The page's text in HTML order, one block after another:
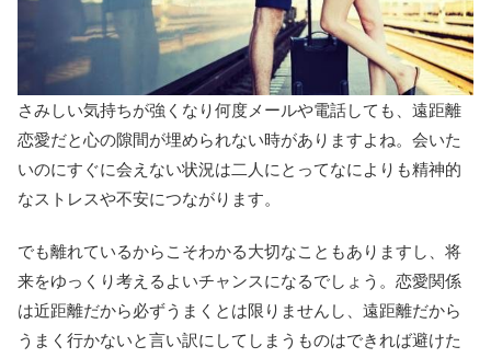
さみしい気持ちが強くなり何度メールや電話しても、遠距離
恋愛だと心の隙間が埋められない時がありますよね。会いた
いのにすぐに会えない状況は二人にとってなによりも精神的
なストレスや不安につながります。
でも離れているからこそわかる大切なこともありますし、将
来をゆっくり考えるよいチャンスになるでしょう。恋愛関係
は近距離だから必ずうまくとは限りませんし、遠距離だから
うまく行かないと言い訳にしてしまうものはできれば避けた